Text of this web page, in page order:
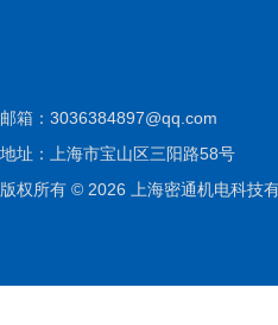
邮箱： 3036384897@qq.com
地址：上海市宝山区三阳路58号
版权所有 © 2026 上海密通机电科技